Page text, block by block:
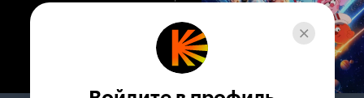
Музыка
Телепрограмма